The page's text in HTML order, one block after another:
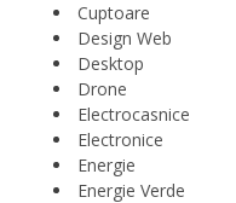
Cuptoare
Design Web
Desktop
Drone
Electrocasnice
Electronice
Energie
Energie Verde